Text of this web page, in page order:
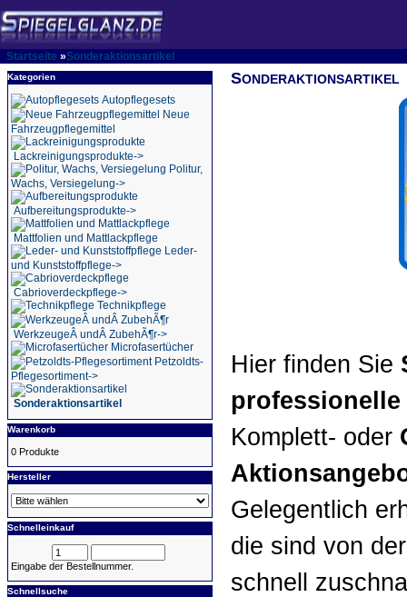
Startseite »Sonderaktionsartikel
Kategorien
Autopflegesets
Neue
Fahrzeugpflegemittel
Lackreinigungsprodukte->
Politur,
Wachs, Versiegelung->
Aufbereitungsprodukte->
Mattfolien und Mattlackpflege
Leder-
und Kunststoffpflege->
Cabrioverdeckpflege->
Technikpflege
WerkzeugeÂ undÂ ZubehÃ¶r->
Microfasertücher
Petzoldts-
Pflegesortiment->
Sonderaktionsartikel
Warenkorb
0 Produkte
Hersteller
Schnelleinkauf
Eingabe der Bestellnummer.
Schnellsuche
SONDERAKTIONSARTIKEL
Hier finden Sie
professionelle
Komplett- oder
Gelegentlich
die sind von
schnell